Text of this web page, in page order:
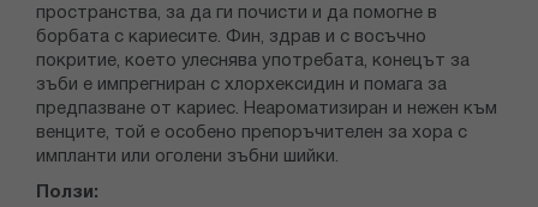
пространства, за да ги почисти и да помогне в
борбата с кариесите. Фин, здрав и с восъчно
покритие, което улеснява употребата, конецът за
зъби е импрегниран с хлорхексидин и помага за
предпазване от кариес. Неароматизиран и нежен към
венците, той е особено препоръчителен за хора с
импланти или оголени зъбни шийки.
Ползи: